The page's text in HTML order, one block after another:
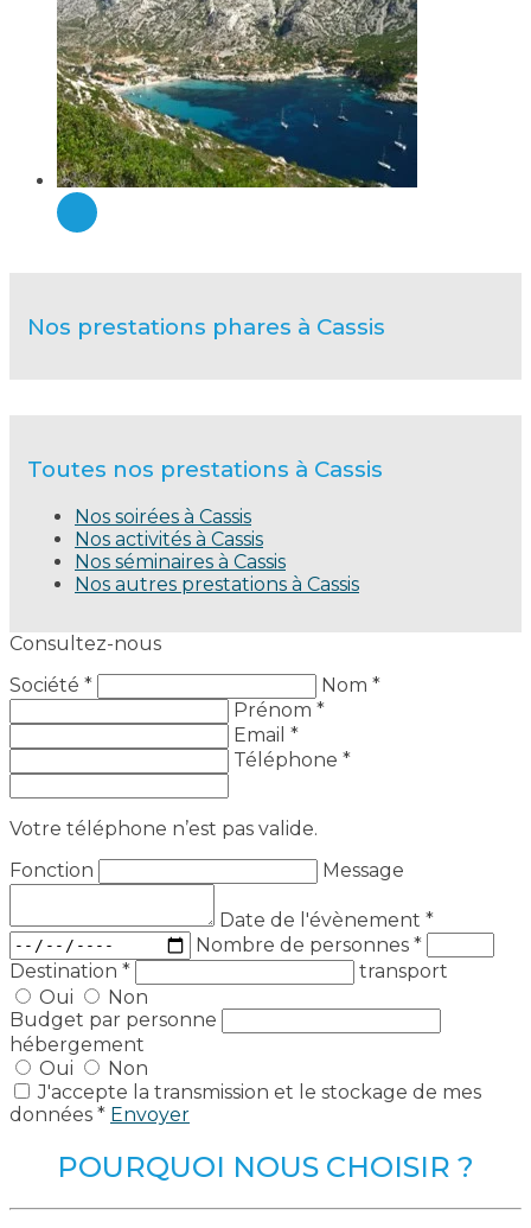
Nos prestations phares à Cassis
Toutes nos prestations à Cassis
Nos soirées à Cassis
Nos activités à Cassis
Nos séminaires à Cassis
Nos autres prestations à Cassis
Consultez-nous
Société *
Nom *
Prénom *
Email *
Téléphone *
Votre téléphone n’est pas valide.
Fonction
Message
Date de l'évènement *
Nombre de personnes *
Destination *
transport
Oui
Non
Budget par personne
hébergement
Oui
Non
J'accepte la transmission et le stockage de mes
données * Envoyer
POURQUOI NOUS CHOISIR ?